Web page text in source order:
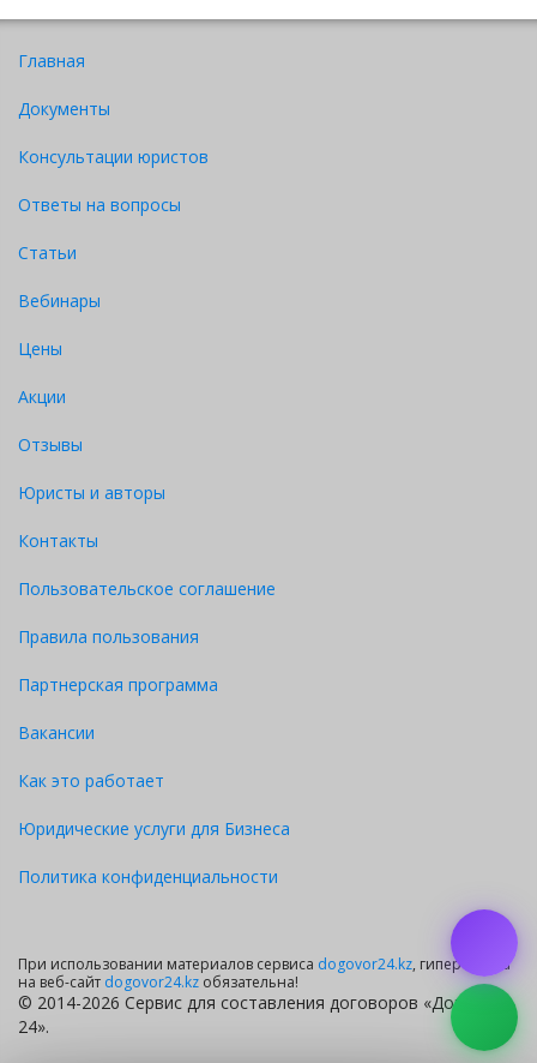
Главная
Документы
Консультации юристов
Ответы на вопросы
Статьи
Вебинары
Цены
Акции
Отзывы
Юристы и авторы
Контакты
Пользовательское соглашение
Правила пользования
Партнерская программа
Вакансии
Как это работает
Юридические услуги для Бизнеса
Политика конфиденциальности
При использовании материалов сервиса dogovor24.kz, гиперссылка
на веб-сайт dogovor24.kz обязательна!
© 2014-2026 Сервис для составления договоров «Договор
24».